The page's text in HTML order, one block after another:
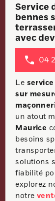
Service
bennes
avec
04
Le
sur
un atout
Maurice
besoins
solutions
fiabilité
explorez
notre